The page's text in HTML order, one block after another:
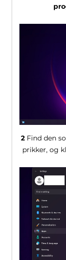
2Find den
prikker, og